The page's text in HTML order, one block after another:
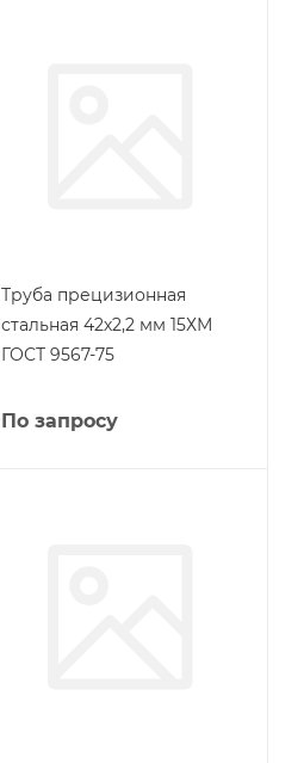
Труба прецизионная
стальная 42х2,2 мм 15ХМ
ГОСТ 9567-75
По запросу